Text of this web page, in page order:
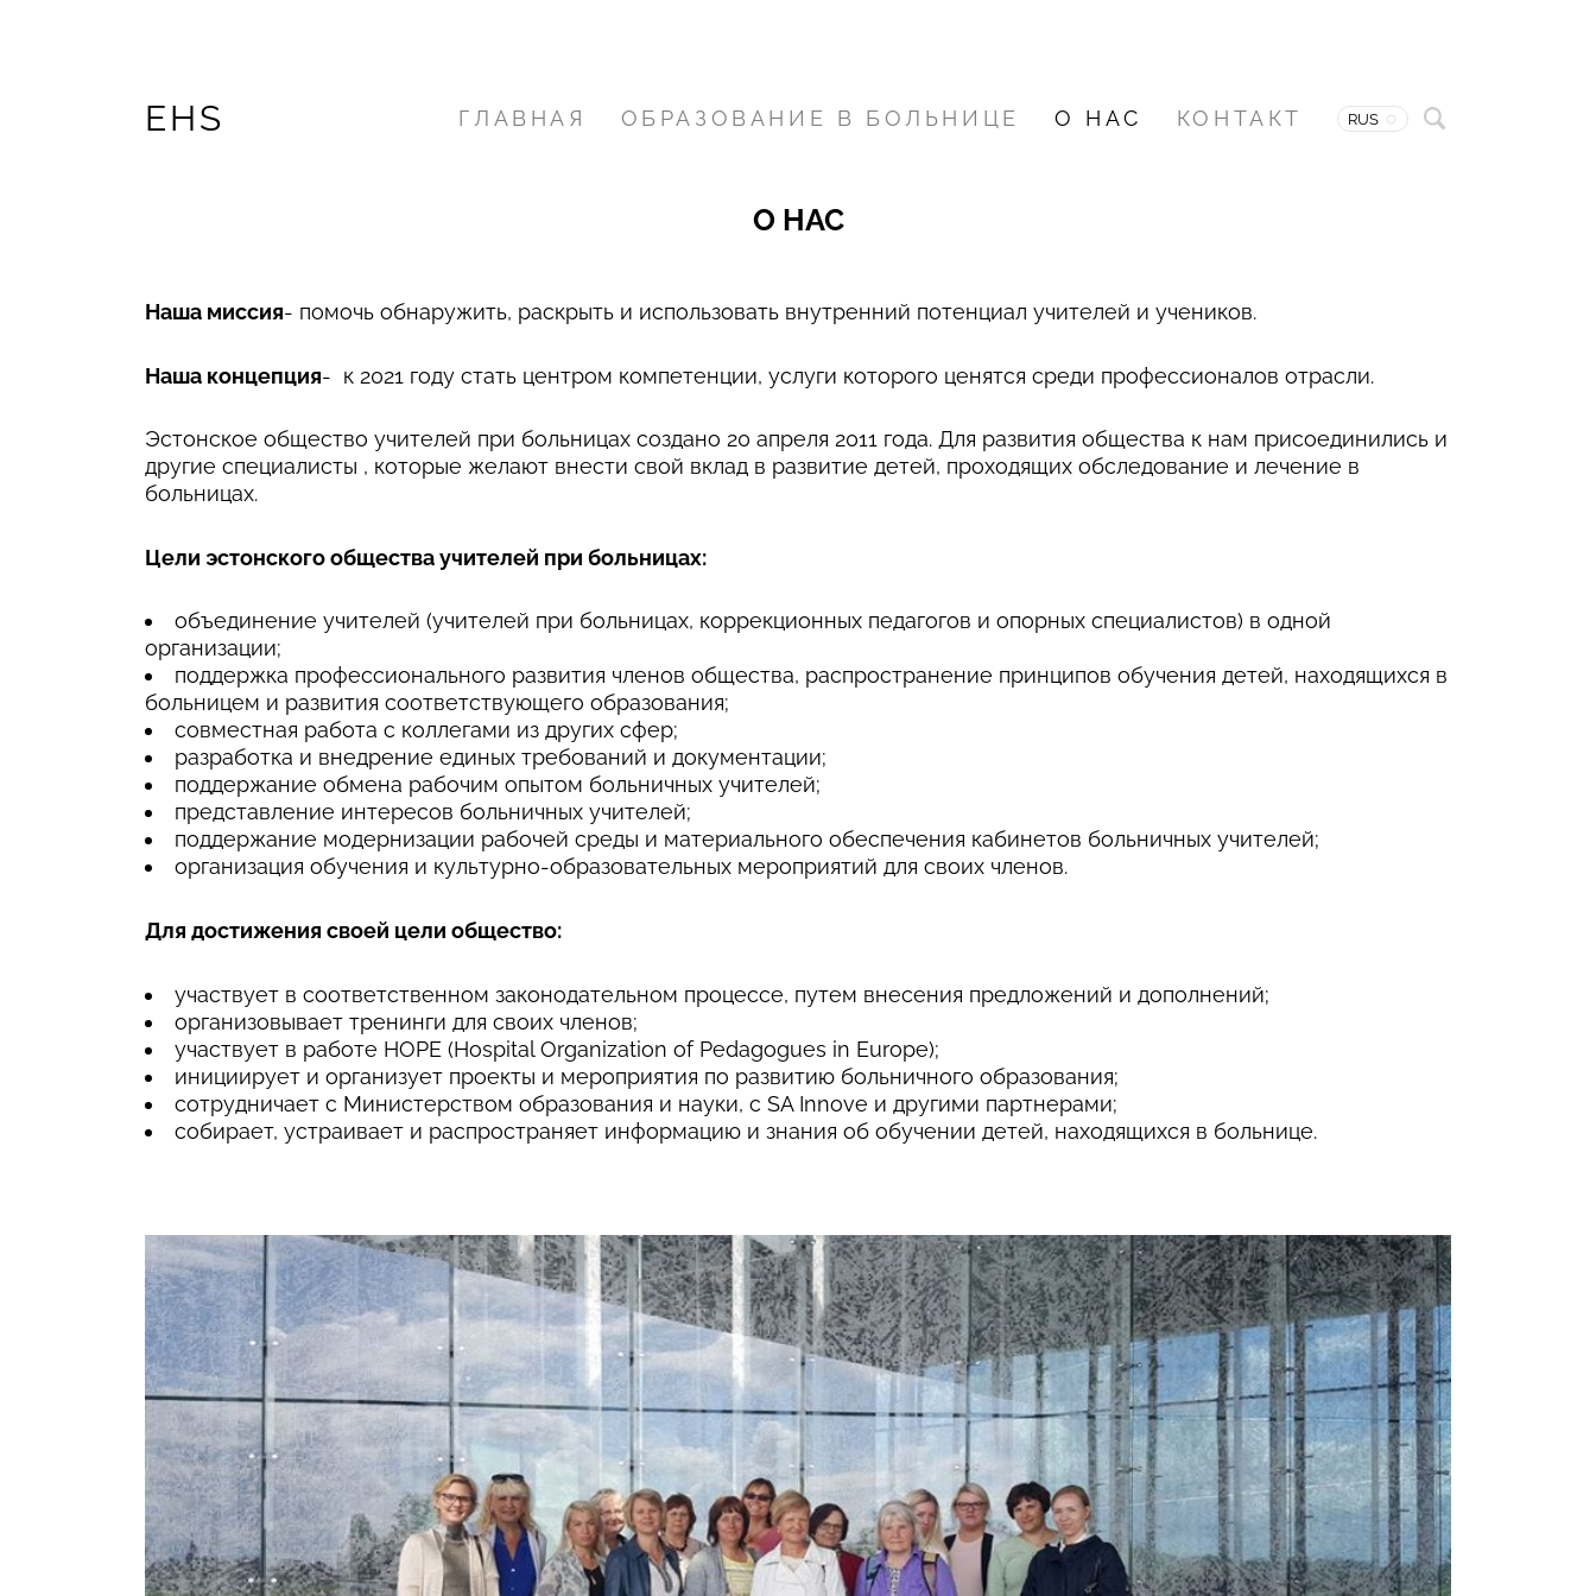
EHS ГЛАВНАЯ ОБРАЗОВАНИЕ В БОЛЬНИЦЕ О НАС КОНТАКТ RUS
О НАС
Наша миссия- помочь обнаружить, раскрыть и использовать внутренний потенциал учителей и учеников.
Наша концепция- к 2021 году стать центром компетенции, услуги которого ценятся среди профессионалов отрасли.
Эстонское общество учителей при больницах создано 20 апреля 2011 года. Для развития общества к нам присоединились и
другие специалисты , которые желают внести свой вклад в развитие детей, проходящих обследование и лечение в
больницах.
Цели эстонского общества учителей при больницах:
oбъединение учителей (учителей при больницах, коррекционных педагогов и опорных специалистов) в одной
организации;
поддержка профессионального развития членов общества, распространение принципов обучения детей, находящихся в
больницем и развития соответствующего образования;
cовместная работа с коллегами из других сфер;
pазработка и внедрение единых требований и документации;
поддержание обмена рабочим опытом больничных учителей;
представление интересов больничных учителей;
поддержание модернизации рабочей среды и материального обеспечения кабинетов больничных учителей;
организация обучения и культурно-образовательных мероприятий для своих членов.
Для достижения своей цели общество:
участвует в соответственном законодательном процессе, путем внесения предложений и дополнений;
oрганизовывает тренинги для своих членов;
участвует в работе HOPE (Hospital Organization of Pedagogues in Europe);
инициирует и организует проекты и мероприятия по развитию больничного образования;
сотрудничает с Министерством образования и науки, с SA Innove и другими партнерами;
собирает, устраивает и распространяет информацию и знания об обучении детей, находящихся в больнице.